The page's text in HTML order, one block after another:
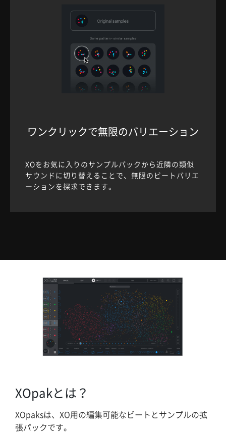
ワンクリックで無限のバリエーション
XOをお気に入りのサンプルパックから近隣の類似
サウンドに切り替えることで、無限のビートバリエ
ーションを探求できます。
XOpakとは？
XOpaksは、XO用の編集可能なビートとサンプルの拡
張パックです。